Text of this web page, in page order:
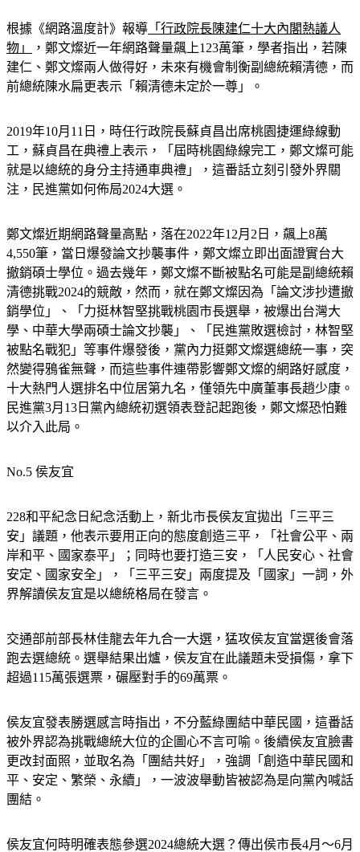
根據《網路溫度計》報導 「行政院長陳建仁十大內閣熱議人
物」
，鄭文燦近一年網路聲量飆上123萬筆，學者指出，若陳
建仁、鄭文燦兩人做得好，未來有機會制衡副總統賴清德，而
前總統陳水扁更表示「賴清德未定於一尊」。
2019年10月11日，時任行政院長蘇貞昌出席桃園捷運綠線動
工，蘇貞昌在典禮上表示，「屆時桃園綠線完工，鄭文燦可能
就是以總統的身分主持通車典禮」，這番話立刻引發外界關
注，民進黨如何佈局2024大選。
鄭文燦近期網路聲量高點，落在2022年12月2日，飆上8萬
4,550筆，當日爆發論文抄襲事件，鄭文燦立即出面證實台大
撤銷碩士學位。過去幾年，鄭文燦不斷被點名可能是副總統賴
清德挑戰2024的競敵，然而，就在鄭文燦因為「論文涉抄遭撤
銷學位」、「力挺林智堅挑戰桃園市長選舉，被爆出台灣大
學、中華大學兩碩士論文抄襲」、「民進黨敗選檢討，林智堅
被點名戰犯」等事件爆發後，黨內力挺鄭文燦選總統一事，突
然變得鴉雀無聲，而這些事件連帶影響鄭文燦的網路好感度，
十大熱門人選排名中位居第九名，僅領先中廣董事長趙少康。
民進黨3月13日黨內總統初選領表登記起跑後，鄭文燦恐怕難
以介入此局。
No.5 侯友宜
228和平紀念日紀念活動上，新北市長侯友宜拋出「三平三
安」議題，他表示要用正向的態度創造三平，「社會公平、兩
岸和平、國家泰平」；同時也要打造三安，「人民安心、社會
安定、國家安全」，「三平三安」兩度提及「國家」一詞，外
界解讀侯友宜是以總統格局在發言。
交通部前部長林佳龍去年九合一大選，猛攻侯友宜當選後會落
跑去選總統。選舉結果出爐，侯友宜在此議題未受損傷，拿下
超過115萬張選票，碾壓對手的69萬票。
侯友宜發表勝選感言時指出，不分藍綠團結中華民國，這番話
被外界認為挑戰總統大位的企圖心不言可喻。後續侯友宜臉書
更改封面照，並取名為「團結共好」，強調「創造中華民國和
平、安定、繁榮、永續」，一波波舉動皆被認為是向黨內喊話
團結。
侯友宜何時明確表態參選2024總統大選？傳出侯市長4月～6月